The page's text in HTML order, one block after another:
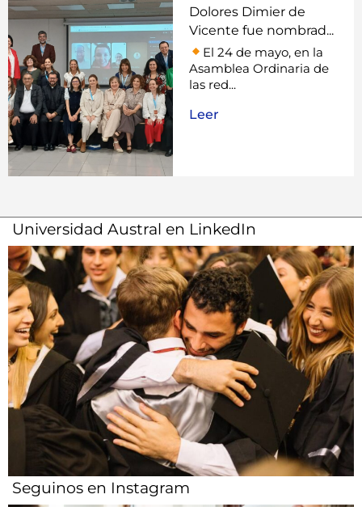
Dolores Dimier de
Vicente fue nombrad...
El 24 de mayo, en la
Asamblea Ordinaria de
las red...
Leer
Universidad Austral en LinkedIn
Seguinos en Instagram